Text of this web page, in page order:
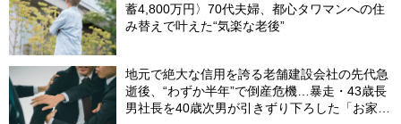
蓄4,800万円〉70代夫婦、都心タワマンへの住
み替えで叶えた“気楽な老後”
地元で絶大な信用を誇る老舗建設会社の先代急
逝後、“わずか半年”で倒産危機…暴走・43歳長
男社長を40歳次男が引きずり下ろした「お家騒